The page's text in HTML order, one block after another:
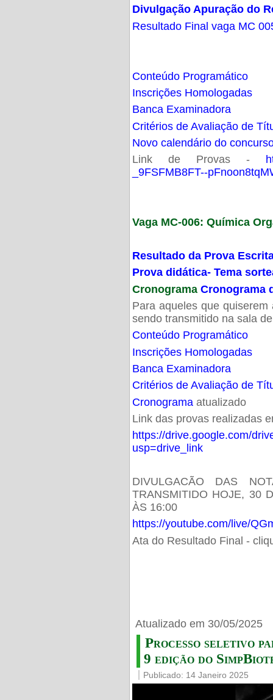
Divulgação Apuração do
Resultado Final vaga MC
Conteúdo Programático
Inscrições Homologadas
Banca Examinadora
Critérios de Avaliação de
Novo calendário do
Link de Provas -
_9FSFMB8FT--
Vaga MC-006: Química
Resultado da Prova
Prova didática- Tema
Cronograma Cronograma
Para aqueles que
sendo transmitido na sala
Conteúdo Programático
Inscrições Homologadas
Banca Examinadora
Critérios de Avaliação de
Cronogramaatualizado
Link das provas realizadas
https://drive.google.com/
usp=drive_link
DIVULGACÃO DAS
TRANSMITIDO HOJE, 30
ÀS 16:00
https://youtube.com/live/
Ata do Resultado Final -
Atualizado em 30/05/2025
Processo seletivo
9 edição do
Publicado: 14 Janeiro 2025